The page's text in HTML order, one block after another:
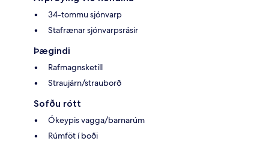
34-tommu sjónvarp
Stafrænar sjónvarpsrásir
Þægindi
Rafmagnsketill
Straujárn/strauborð
Sofðu rótt
Ókeypis vagga/barnarúm
Rúmföt í boði